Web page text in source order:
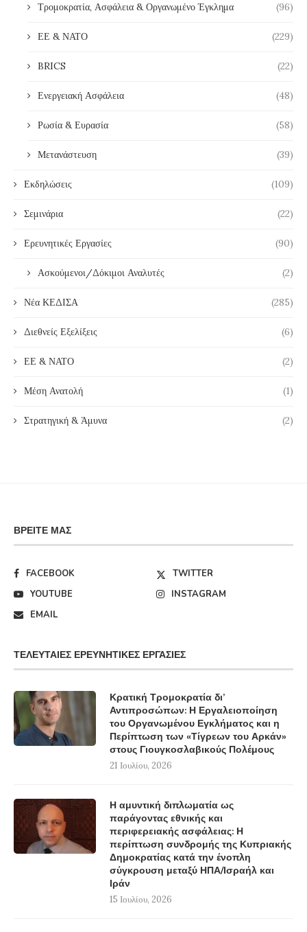
Τρομοκρατία, Ασφάλεια & Οργανωμένο Έγκλημα (96)
ΕΕ & ΝΑΤΟ (229)
BRICS (22)
Ενεργειακή Ασφάλεια (48)
Ρωσία & Ευρασία (58)
Μετανάστευση (39)
Εκδηλώσεις (109)
Σεμινάρια (22)
Ερευνητικές Εργασίες (90)
Ασκούμενοι/Δόκιμοι Αναλυτές (2)
Νέα ΚΕΔΙΣΑ (285)
Διεθνείς Εξελίξεις (6)
ΕΕ & ΝΑΤΟ (2)
Μέση Ανατολή (1)
Στρατηγική & Άμυνα (2)
ΒΡΕΊΤΕ ΜΑΣ
FACEBOOK
TWITTER
YOUTUBE
INSTAGRAM
EMAIL
ΤΕΛΕΥΤΑΊΕΣ ΕΡΕΥΝΗΤΙΚΈΣ ΕΡΓΑΣΊΕΣ
Κρατική Τρομοκρατία δι’
Αντιπροσώπων: Η Εργαλειοποίηση
του Οργανωμένου Εγκλήματος και η
Περίπτωση των «Τίγρεων του Αρκάν»
στους Γιουγκοσλαβικούς Πολέμους
21 Ιουλίου, 2026
Η αμυντική διπλωματία ως
παράγοντας εθνικής και
περιφερειακής ασφάλειας: Η
περίπτωση συνδρομής της Κυπριακής
Δημοκρατίας κατά την ένοπλη
σύγκρουση μεταξύ ΗΠΑ/Ισραήλ και
Ιράν
15 Ιουλίου, 2026